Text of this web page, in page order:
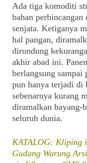
Ada tiga komoditi
bahan
senjata. Ketiganya
hal pangan,
dirundung
akhir abad ini.
berlangsung sampai
pun hanya terjadi di
sebenarnya kurang
diramalkan bayang-
seluruh dunia.
KATALOG: Kliping
Gudang Warung